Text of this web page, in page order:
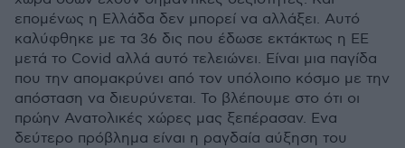
επομένως η Ελλάδα δεν μπορεί να αλλάξει. Αυτό
καλύφθηκε με τα 36 δις που έδωσε εκτάκτως η ΕΕ
μετά το Covid αλλά αυτό τελειώνει. Είναι μια παγίδα
που την απομακρύνει από τον υπόλοιπο κόσμο με την
απόσταση να διευρύνεται. Το βλέπουμε στο ότι οι
πρώην Ανατολικές χώρες μας ξεπέρασαν. Ενα
δεύτερο πρόβλημα είναι η ραγδαία αύξηση του